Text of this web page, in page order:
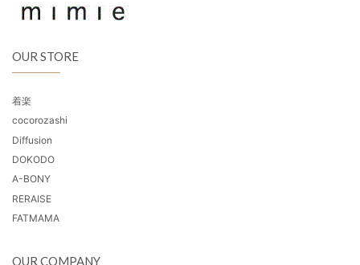
OUR STORE
着楽
cocorozashi
Diffusion
DOKODO
A-BONY
RERAISE
FATMAMA
OUR COMPANY